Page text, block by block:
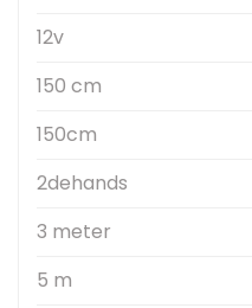
12v
150 cm
150cm
2dehands
3 meter
5 m